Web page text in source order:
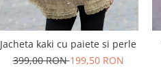
Jacheta kaki cu paiete si perle
399,00 RON199,50 RON